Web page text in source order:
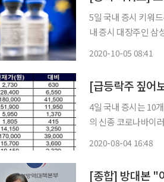
5일 국내 증시 키워
내 증시 대장주인 삼
2020-10-05 08:41
4일 국내 증시는 10개 종
의 신종 코로나바이
2020-08-04 16:48